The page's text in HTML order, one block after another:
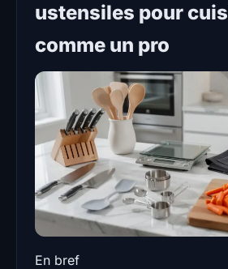
ustensiles pour
comme un pro
En bref